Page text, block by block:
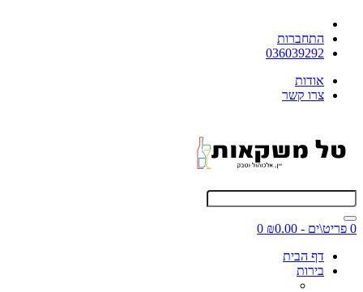
התחברות
036039292
אודות
צרו קשר
0 פריט\ים - ₪0.00
0
דף הבית
בירות